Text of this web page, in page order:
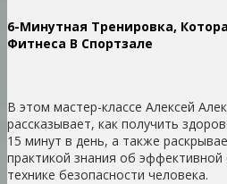
6-Минутная Тренировка,
Фитнеса В Спортзале
В этом мастер-классе Алексей
рассказывает, как получить
15 минут в день, а также
практикой знания об
технике безопасности человека.